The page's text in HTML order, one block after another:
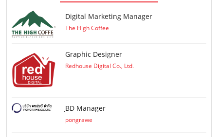
Digital Marketing Manager
The High Coffee
Graphic Designer
Redhouse Digital Co., Ltd.
ฺBD Manager
pongrawe